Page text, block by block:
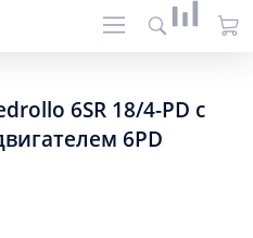
6SR 18/4-PD с
6PD